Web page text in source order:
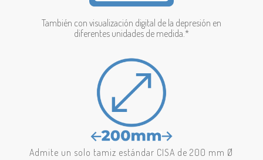
También con visualización digital de la depresión en
diferentes unidades de medida.*
Admite un solo tamiz estándar CISA de 200 mm Ø